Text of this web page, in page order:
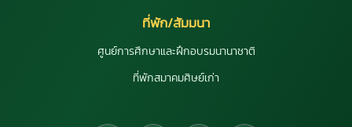
ที่พัก/สัมมนา
ศูนย์การศึกษาและฝึกอบรมนานาชาติ
ที่พักสมาคมศิษย์เก่า